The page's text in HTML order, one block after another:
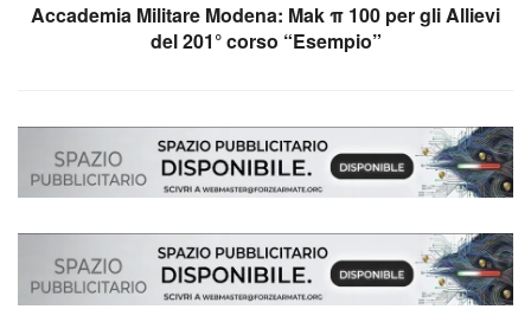
Accademia Militare Modena: Mak π 100 per gli Allievi
del 201° corso “Esempio”